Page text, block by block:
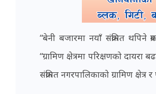
“बेनी बजारमा नयाँ संक्रमित थपिने
“ग्रामिण क्षेत्रमा परिक्षणको
संक्रमित नगरपालिकाको ग्रामिण